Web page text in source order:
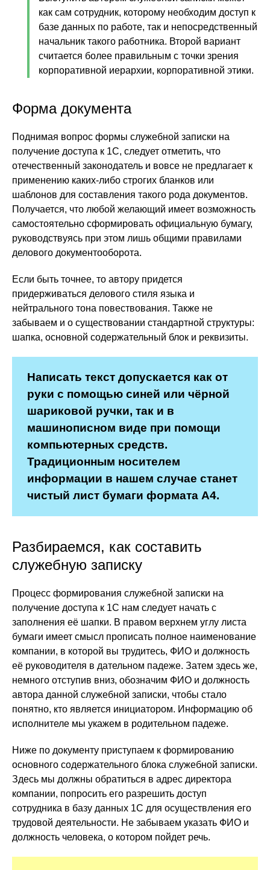
как сам сотрудник, которому необходим доступ к
базе данных по работе, так и непосредственный
начальник такого работника. Второй вариант
считается более правильным с точки зрения
корпоративной иерархии, корпоративной этики.
Форма документа
Поднимая вопрос формы служебной записки на
получение доступа к 1С, следует отметить, что
отечественный законодатель и вовсе не предлагает к
применению каких-либо строгих бланков или
шаблонов для составления такого рода документов.
Получается, что любой желающий имеет возможность
самостоятельно сформировать официальную бумагу,
руководствуясь при этом лишь общими правилами
делового документооборота.
Если быть точнее, то автору придется
придерживаться делового стиля языка и
нейтрального тона повествования. Также не
забываем и о существовании стандартной структуры:
шапка, основной содержательный блок и реквизиты.
Написать текст допускается как от
руки с помощью синей или чёрной
шариковой ручки, так и в
машинописном виде при помощи
компьютерных средств.
Традиционным носителем
информации в нашем случае станет
чистый лист бумаги формата А4.
Разбираемся, как составить
служебную записку
Процесс формирования служебной записки на
получение доступа к 1С нам следует начать с
заполнения её шапки. В правом верхнем углу листа
бумаги имеет смысл прописать полное наименование
компании, в которой вы трудитесь, ФИО и должность
её руководителя в дательном падеже. Затем здесь же,
немного отступив вниз, обозначим ФИО и должность
автора данной служебной записки, чтобы стало
понятно, кто является инициатором. Информацию об
исполнителе мы укажем в родительном падеже.
Ниже по документу приступаем к формированию
основного содержательного блока служебной записки.
Здесь мы должны обратиться в адрес директора
компании, попросить его разрешить доступ
сотрудника в базу данных 1С для осуществления его
трудовой деятельности. Не забываем указать ФИО и
должность человека, о котором пойдет речь.